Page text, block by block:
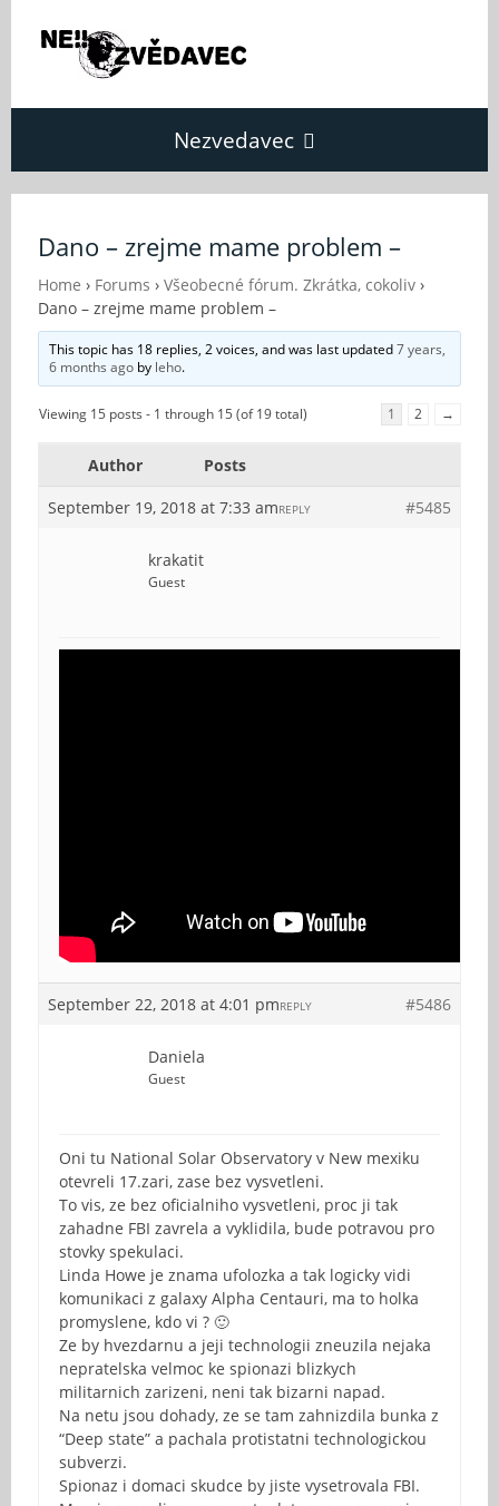
Nezvedavec
Fórum
O Nezvědavci
Kontakt
Dano – zrejme mame problem –
Home › Forums › Všeobecné fórum. Zkrátka, cokoliv ›
Dano – zrejme mame problem –
This topic has 18 replies, 2 voices, and was last updated7 years,
6 months ago by leho.
Viewing 15 posts - 1 through 15 (of 19 total) 1 2 →
Author
Posts
September 19, 2018 at 7:33 am
#5485
REPLY
krakatit
Guest
September 22, 2018 at 4:01 pm #5486
REPLY
Daniela
Guest
Oni tu National Solar Observatory v New mexiku
otevreli 17.zari, zase bez vysvetleni.
To vis, ze bez oficialniho vysvetleni, proc ji tak
zahadne FBI zavrela a vyklidila, bude potravou pro
stovky spekulaci.
Linda Howe je znama ufolozka a tak logicky vidi
komunikaci z galaxy Alpha Centauri, ma to holka
promyslene, kdo vi ? 🙂
Ze by hvezdarnu a jeji technologii zneuzila nejaka
nepratelska velmoc ke spionazi blizkych
militarnich zarizeni, neni tak bizarni napad.
Na netu jsou dohady, ze se tam zahnizdila bunka z
“Deep state” a pachala protistatni technologickou
subverzi.
Spionaz i domaci skudce by jiste vysetrovala FBI.